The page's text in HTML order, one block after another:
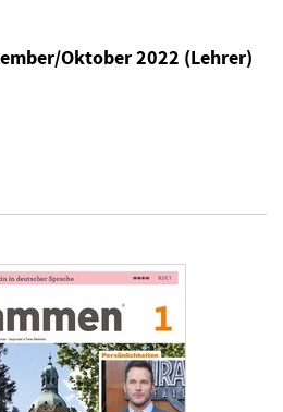
Oktober 2022 (Lehrer)